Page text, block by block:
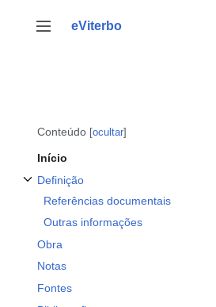
para
Alternar barra lateral
eViterbo
Conteúdo ocultar
Início
Definição
Referências documentais
Outras informações
Obra
Notas
Fontes